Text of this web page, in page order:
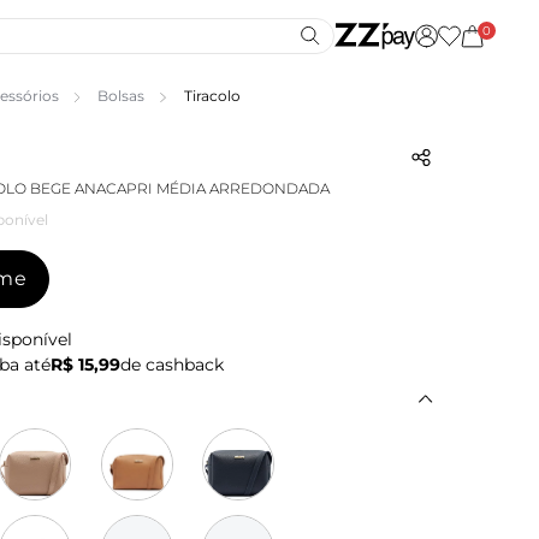
0
Bolsas Tiracolo
BEGE ANACAPRI MÉDIA ARREDONDADA
atéR$ 15,99de cashback